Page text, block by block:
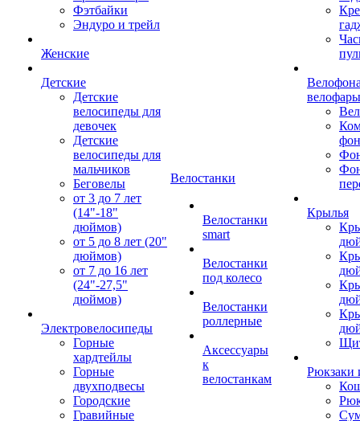
Фэтбайки
Эндуро и трейл
Женские
Детские
Детские
велосипеды для
девочек
Детские
велосипеды для
мальчиков
Беговелы
от 3 до 7 лет
(14"-18"
дюймов)
от 5 до 8 лет (20"
дюймов)
от 7 до 16 лет
(24"-27,5"
дюймов)
Электровелосипеды
Горные
хардтейлы
Горные
двухподвесы
Городские
Гравийные
Велостанки
Велостанки
smart
Велостанки
под колесо
Велостанки
роллерные
Аксессуары
к
велостанкам
велофары
Крылья
Рюкзаки